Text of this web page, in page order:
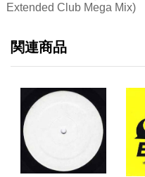
Extended Club Mega Mix)
関連商品